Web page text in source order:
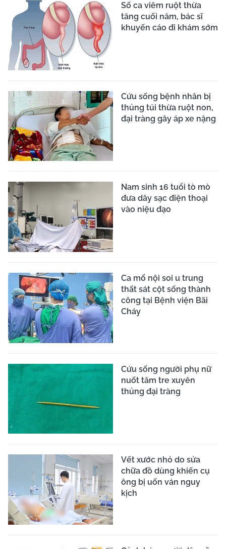
Số ca viêm ruột thừa
tăng cuối năm, bác sĩ
khuyến cáo đi khám sớm
Cứu sống bệnh nhân bị
thủng túi thừa ruột non,
đại tràng gây áp xe nặng
Nam sinh 16 tuổi tò mò
đưa dây sạc điện thoại
vào niệu đạo
Ca mổ nội soi u trung
thất sát cột sống thành
công tại Bệnh viện Bãi
Cháy
Cứu sống người phụ nữ
nuốt tăm tre xuyên
thủng đại tràng
Vết xước nhỏ do sửa
chữa đồ dùng khiến cụ
ông bị uốn ván nguy
kịch